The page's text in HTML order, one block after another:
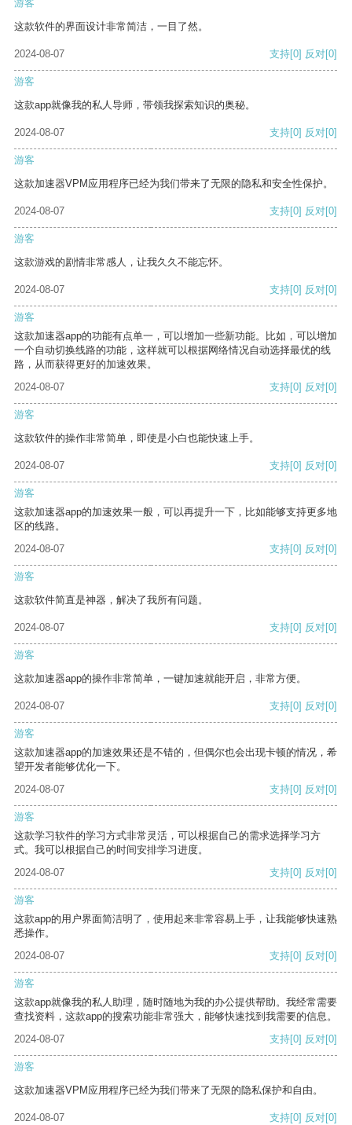
游客
这款软件的界面设计非常简洁，一目了然。
2024-08-07 支持[0] 反对[0]
游客
这款app就像我的私人导师，带领我探索知识的奥秘。
2024-08-07 支持[0] 反对[0]
游客
这款加速器VPM应用程序已经为我们带来了无限的隐私和安全性保护。
2024-08-07 支持[0] 反对[0]
游客
这款游戏的剧情非常感人，让我久久不能忘怀。
2024-08-07 支持[0] 反对[0]
游客
这款加速器app的功能有点单一，可以增加一些新功能。比如，可以增加
一个自动切换线路的功能，这样就可以根据网络情况自动选择最优的线
路，从而获得更好的加速效果。
2024-08-07
支持[0] 反对[0]
游客
这款软件的操作非常简单，即使是小白也能快速上手。
2024-08-07 支持[0] 反对[0]
游客
这款加速器app的加速效果一般，可以再提升一下，比如能够支持更多地
区的线路。
2024-08-07
支持[0] 反对[0]
游客
这款软件简直是神器，解决了我所有问题。
2024-08-07 支持[0] 反对[0]
游客
这款加速器app的操作非常简单，一键加速就能开启，非常方便。
2024-08-07 支持[0] 反对[0]
游客
这款加速器app的加速效果还是不错的，但偶尔也会出现卡顿的情况，希
望开发者能够优化一下。
2024-08-07
支持[0] 反对[0]
游客
这款学习软件的学习方式非常灵活，可以根据自己的需求选择学习方
式。我可以根据自己的时间安排学习进度。
2024-08-07
支持[0] 反对[0]
游客
这款app的用户界面简洁明了，使用起来非常容易上手，让我能够快速熟
悉操作。
2024-08-07
支持[0] 反对[0]
游客
这款app就像我的私人助理，随时随地为我的办公提供帮助。我经常需要
查找资料，这款app的搜索功能非常强大，能够快速找到我需要的信息。
2024-08-07
支持[0] 反对[0]
游客
这款加速器VPM应用程序已经为我们带来了无限的隐私保护和自由。
2024-08-07 支持[0] 反对[0]